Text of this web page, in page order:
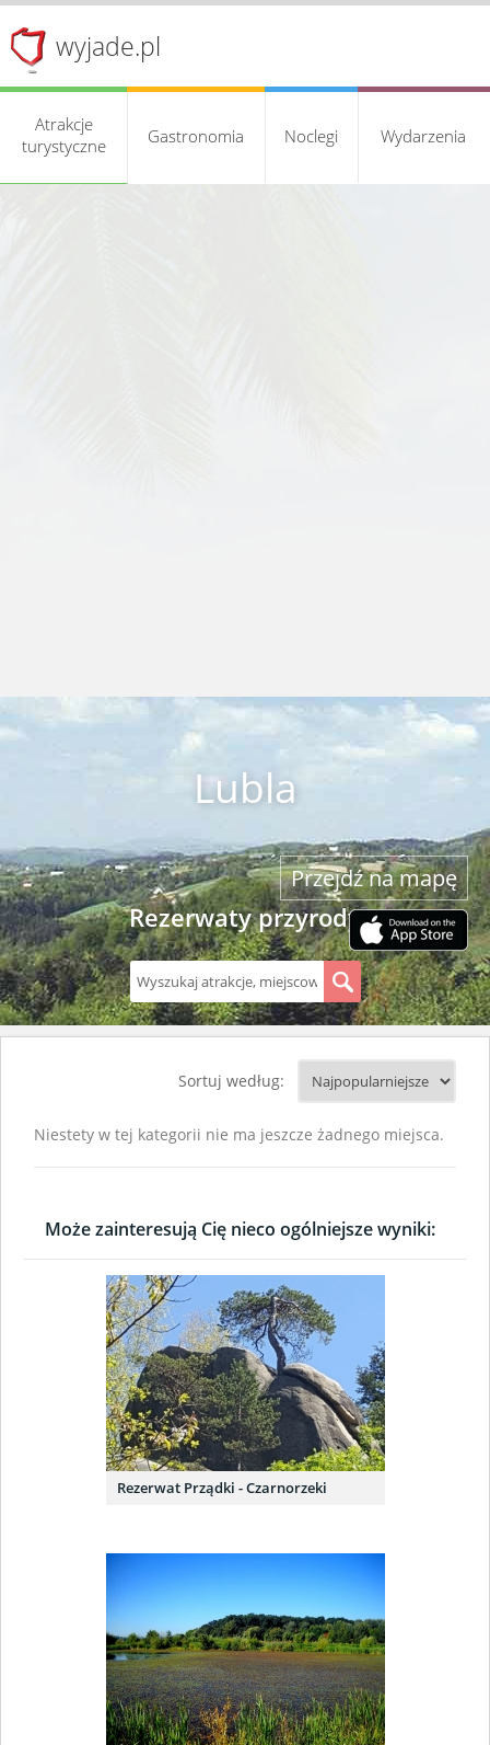
wyjade.pl
Atrakcje
turystyczne
Gastronomia Noclegi Wydarzenia
Lubla
Rezerwaty przyrody
Przejdź na mapę
Sortuj według:
Niestety w tej kategorii nie ma jeszcze żadnego miejsca.
Może zainteresują Cię nieco ogólniejsze wyniki:
Rezerwat Prządki - Czarnorzeki